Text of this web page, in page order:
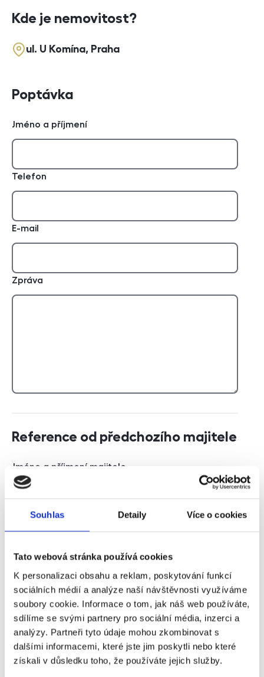
Souhlas Detaily Více o cookies
Tato webová stránka používá cookies
K personalizaci obsahu a reklam, poskytování funkcí
sociálních médií a analýze naší návštěvnosti využíváme
soubory cookie. Informace o tom, jak náš web používáte,
sdílíme se svými partnery pro sociální média, inzerci a
analýzy. Partneři tyto údaje mohou zkombinovat s
dalšími informacemi, které jste jim poskytli nebo které
získali v důsledku toho, že používáte jejich služby.
Kde je nemovitost?
ul. U Komína, Praha
Poptávka
Jméno a příjmení
Telefon
E-mail
Zpráva
Reference od předchozího majitele
Jméno a příjmení majitele
E-mail na majitele
Telefon na majitele
Souhlasím se zpracováním osobních údajů
Souhlasím se zpracováním osobních údajů